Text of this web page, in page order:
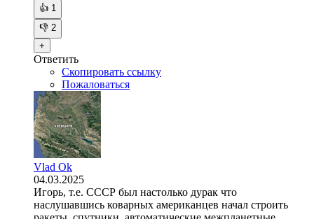
👍 1
👎 2
+
Ответить
Скопировать ссылку
Пожаловаться
Vlad Ok
04.03.2025
Игорь, т.е. СССР был настолько дурак что
наслушавшись коварных американцев начал строить